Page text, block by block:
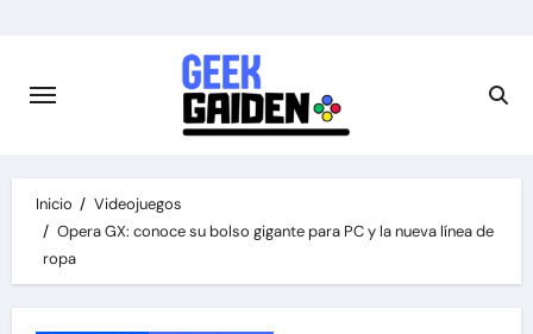
contenido
Inicio
Videojuegos
Opera GX: conoce su bolso gigante para PC y la nueva línea de
ropa